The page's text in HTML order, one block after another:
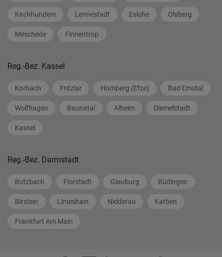
Kirchhundem Lennestadt Eslohe Olsberg
Meschede Finnentrop
Reg.-Bez. Kassel
Korbach Fritzlar Homberg (Efze) Bad Emstal
Wolfhagen Baunatal Alheim Diemelstadt
Kassel
Reg.-Bez. Darmstadt
Butzbach Florstadt Glauburg Büdingen
Birstein Limeshain Nidderau Karben
Frankfurt Am Main